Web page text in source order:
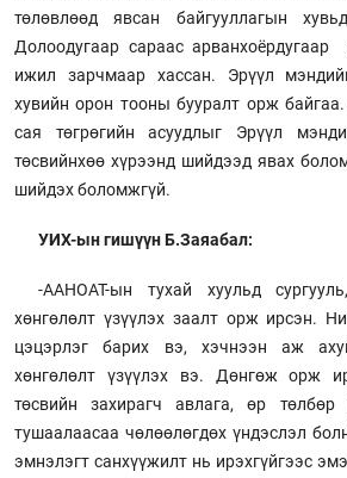
төлөвлөөд явсан байгууллагын
Долоодугаар сараас арванхоёрдугаар
ижил зарчмаар хассан. Эрүүл
хувийн орон тооны бууралт орж
сая төгрөгийн асуудлыг Эрүүл
төсвийнхөө хүрээнд шийдээд явах
шийдэх боломжгүй.
УИХ-ын гишүүн Б.Заяабал:
-ААНОАТ-ын тухай хуульд
хөнгөлөлт үзүүлэх заалт орж ирсэн.
цэцэрлэг барих вэ, хэчнээн аж
хөнгөлөлт үзүүлэх вэ. Дөнгөж орж
төсвийн захирагч авлага, өр төлбөр
тушаалаасаа чөлөөлөгдөх үндэслэл
эмнэлэгт санхүүжилт нь ирэхгүйгээс